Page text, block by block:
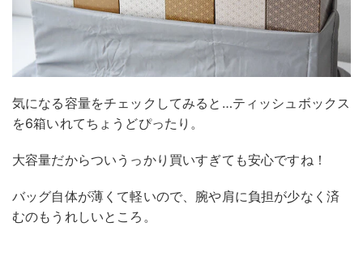
気になる容量をチェックしてみると…ティッシュボックス
を6箱いれてちょうどぴったり。
大容量だからついうっかり買いすぎても安心ですね！
バッグ自体が薄くて軽いので、腕や肩に負担が少なく済
むのもうれしいところ。